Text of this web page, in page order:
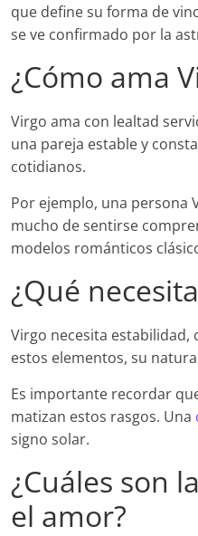
que define su forma de
se ve confirmado por la
¿Cómo ama
Virgo ama con lealtad
una pareja estable y
cotidianos.
Por ejemplo, una persona
mucho de sentirse
modelos románticos
¿Qué
Virgo necesita estabilidad,
estos elementos, su
Es importante recordar
matizan estos rasgos. Una
signo solar.
¿Cuáles son
el amor?